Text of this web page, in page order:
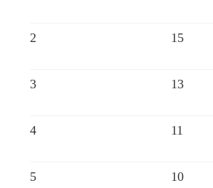
2 15
3 13
4 11
5 10